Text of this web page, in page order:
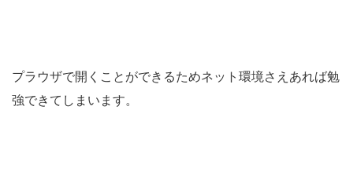
プラウザで開くことができるためネット環境さえあれば勉
強できてしまいます。